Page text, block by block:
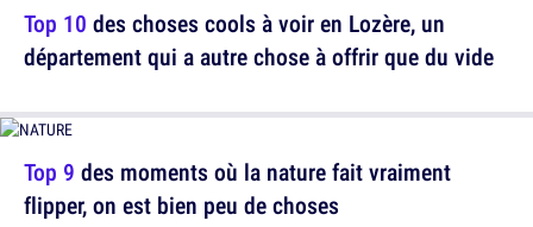
Top 9 des moments où la nature fait vraiment
flipper, on est bien peu de choses
Top 10 des choses cools à voir en Lozère, un
département qui a autre chose à offrir que du vide